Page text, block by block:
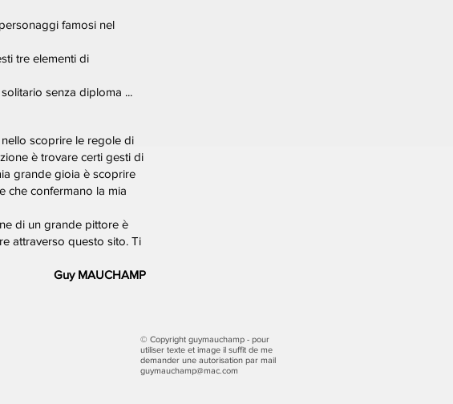
famosi nel
tre elementi di
senza diploma ...
scoprire le regole di
è trovare certi gesti di
grande gioia è scoprire
che confermano la mia
di un grande pittore è
attraverso questo sito. Ti
Guy MAUCHAMP
© Copyright guymauchamp - pour
utiliser texte et image il suffit de me
demander une autorisation par mail
guymauchamp@mac.com